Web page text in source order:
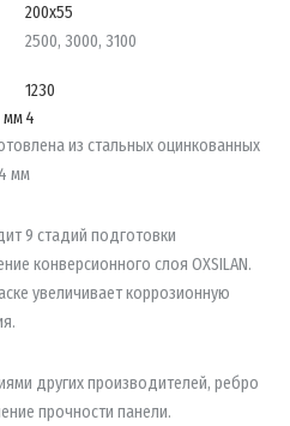
200х55
2500, 3000, 3100
1230
мм4
из стальных оцинкованных
мм
9 стадий подготовки
конверсионного слоя OXSILAN.
увеличивает коррозионную
других производителей, ребро
прочности панели.